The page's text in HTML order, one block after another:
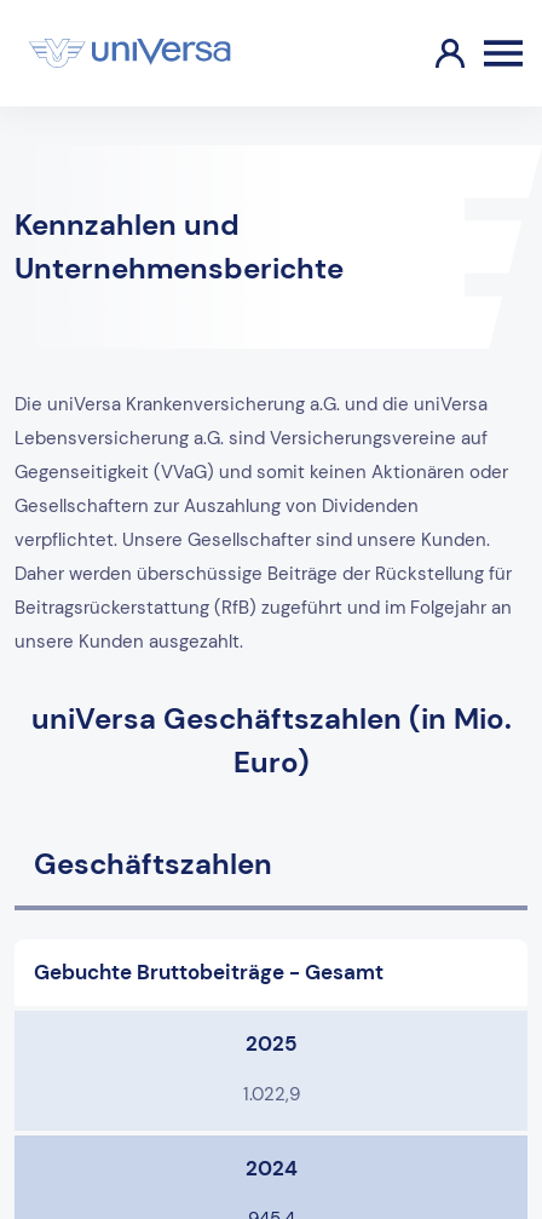
Kennzahlen und
Unternehmensberichte
Die uniVersa Krankenversicherung a.G. und die uniVersa
Lebensversicherung a.G. sind Versicherungsvereine auf
Gegenseitigkeit (VVaG) und somit keinen Aktionären oder
Gesellschaftern zur Auszahlung von Dividenden
verpflichtet. Unsere Gesellschafter sind unsere Kunden.
Daher werden überschüssige Beiträge der Rückstellung für
Beitragsrückerstattung (RfB) zugeführt und im Folgejahr an
unsere Kunden ausgezahlt.
uniVersa Geschäftszahlen (in Mio.
Euro)
Geschäftszahlen
Gebuchte Bruttobeiträge - Gesamt
2025
1.022,9
2024